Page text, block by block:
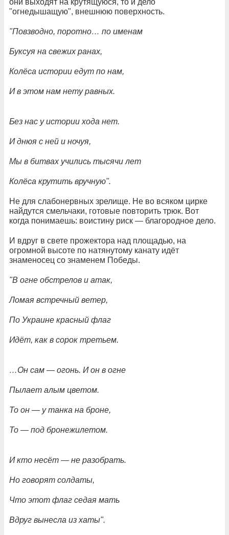
они выходят на крутящуюся, то и дело
"огнедышащую", внешнюю поверхность.
"Повзводно, поротно… по именам
Буксуя на свежих ранах,
Колёса истории едут по нам,
И в этом нам нету равных.
Без нас у истории хода нет.
И днюя с ней и ночуя,
Мы в битвах учились тысячи лет
Колёса крутить вручную".
Не для слабонервных зрелище. Не во всяком цирке
найдутся смельчаки, готовые повторить трюк. Вот
когда понимаешь: воистину риск — благородное дело.
И вдруг в свете прожектора над площадью, на
огромной высоте по натянутому канату идёт
знаменосец со знаменем Победы.
"В огне обстрелов и атак,
Ломая встречный ветер,
По Украине красный флаг
Идёт, как в сорок третьем.
…Он сам — огонь. И он в огне
Пылает алым цветом.
То он — у танка на броне,
То — под бронежилетом.
И кто несёт — не разобрать.
Но говорят солдаты,
Что этот флаг седая мать
Вдруг вынесла из хаты".